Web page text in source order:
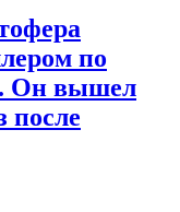
по
Он вышел
после